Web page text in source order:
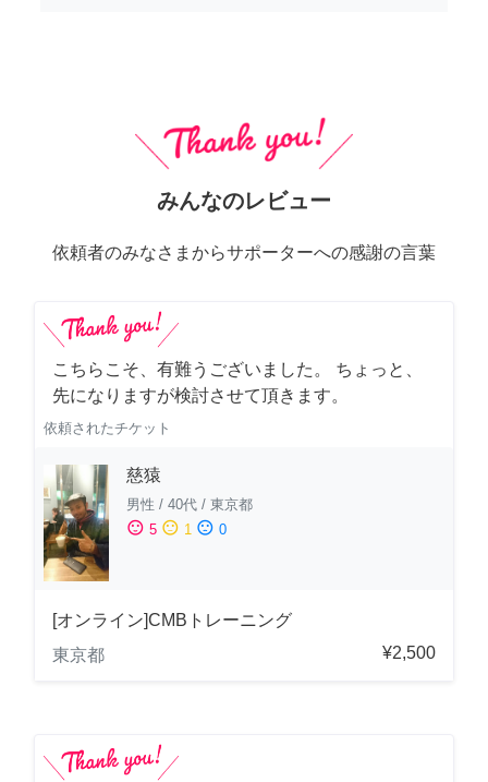
みんなのレビュー
依頼者のみなさまからサポーターへの感謝の言葉
こちらこそ、有難うございました。 ちょっと、
先になりますが検討させて頂きます。
依頼されたチケット
慈猿
男性 / 40代 / 東京都
sentiment_satisfied 5 sentiment_neutral 1 sentiment_dissatisfied 0
[オンライン]CMBトレーニング
東京都
¥2,500